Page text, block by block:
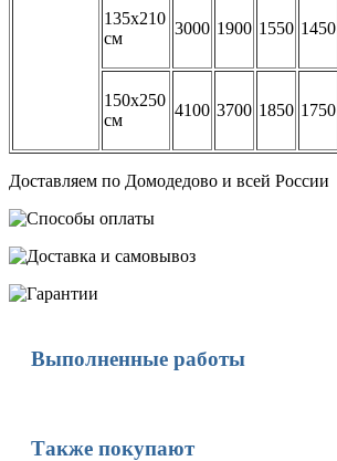
135х210
см
3000 1900 1550 1450
150х250
см
4100 3700 1850 1750
Доставляем по Домодедово и всей России
Выполненные работы
Также покупают